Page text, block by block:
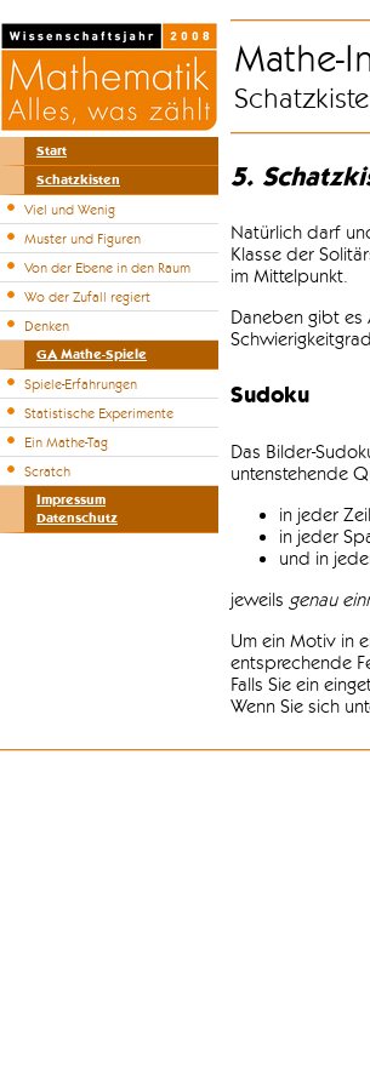
Start
Schatzkisten
Viel und Wenig
Muster und Figuren
Von der Ebene in den Raum
Wo der Zufall regiert
Denken
GA Mathe-Spiele
Spiele-Erfahrungen
Statistische Experimente
Ein Mathe-Tag
Scratch
Impressum
Datenschutz
Mathe-
5.
Natürlich darf
Klasse der
im Mittelpunkt.
Daneben gibt es
Sudoku
Das Bilder-
untenstehende
in jeder
in jeder
und in
jeweils genau
Um ein Motiv in
entsprechende
Falls Sie ein
Wenn Sie sich